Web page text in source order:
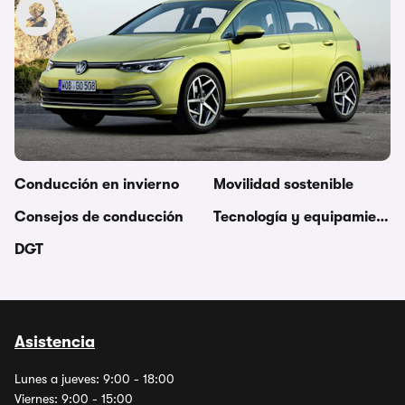
Redacción carwow
13 de diciembre de 2019
Temas relacionados en esta
categoría
Combustible
Conducción en invierno
Consejos de conducción
DGT
Mantenimiento,
Movilidad sostenible
Tecnología y equipamiento
Asistencia
Lunes a jueves: 9:00 - 18:00
Viernes: 9:00 - 15:00